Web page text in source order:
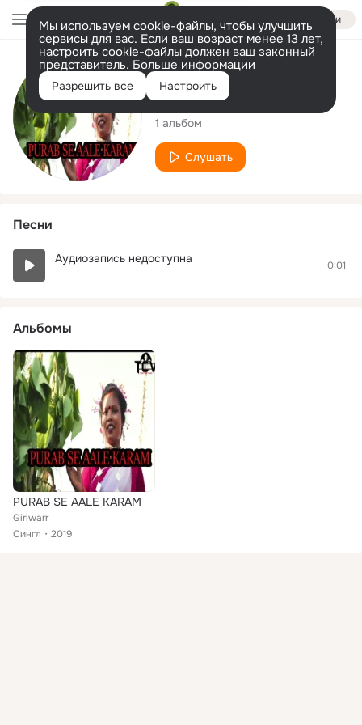
Войти
Мы используем cookie-файлы, чтобы улучшить
сервисы для вас. Если ваш возраст менее 13 лет,
настроить cookie-файлы должен ваш законный
представитель. Больше информации
Разрешить все Настроить
Исполнитель
Giriwarr
1 альбом
Слушать
Песни
Аудиозапись недоступна 0:01
Альбомы
PURAB SE AALE KARAM
Giriwarr
Сингл
2019